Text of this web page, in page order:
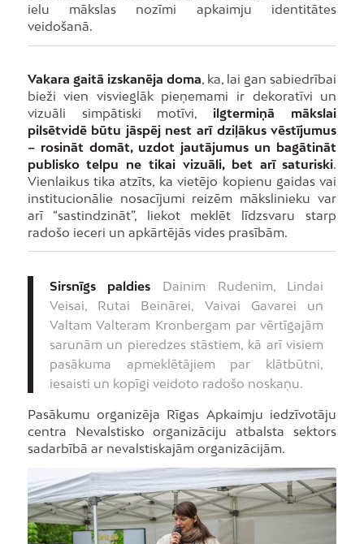
ielu mākslas nozīmi apkaimju identitātes
veidošanā.
Vakara gaitā izskanēja doma , ka, lai gan sabiedrībai
bieži vien visvieglāk pieņemami ir dekoratīvi un
vizuāli simpātiski motīvi, ilgtermiņā mākslai
pilsētvidē būtu jāspēj nest arī dziļākus vēstījumus
– rosināt domāt, uzdot jautājumus un bagātināt
publisko telpu ne tikai vizuāli, bet arī saturiski
Vienlaikus tika atzīts, ka vietējo kopienu gaidas vai
institucionālie nosacījumi reizēm mākslinieku var
arī “sastindzināt”, liekot meklēt līdzsvaru starp
radošo ieceri un apkārtējās vides prasībām.
Sirsnīgs paldies Dainim Rudenim, Lindai
Veisai, Rutai Beinārei, Vaivai Gavarei un
Valtam Valteram Kronbergam par vērtīgajām
sarunām un pieredzes stāstiem, kā arī visiem
pasākuma apmeklētājiem par klātbūtni,
iesaisti un kopīgi veidoto radošo noskaņu.
Pasākumu organizēja Rīgas Apkaimju iedzīvotāju
centra Nevalstisko organizāciju atbalsta sektors
sadarbībā ar nevalstiskajām organizācijām.